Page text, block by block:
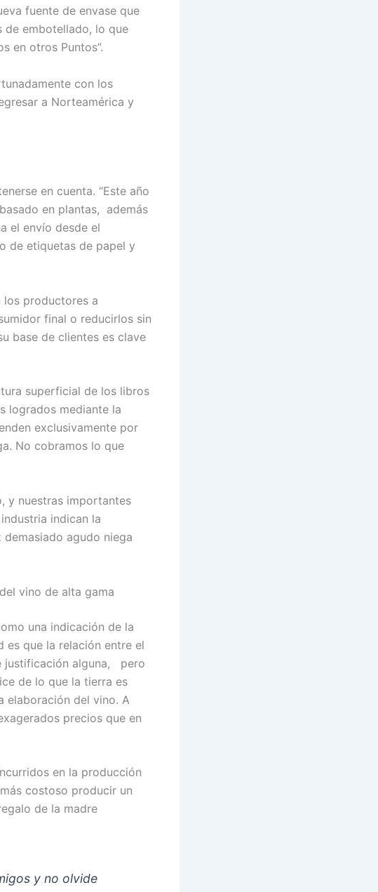
fuente de envase que
de embotellado, lo que
en otros Puntos”.
con los
a Norteamérica y
en cuenta. “Este año
en plantas, además
el envío desde el
de etiquetas de papel y
los productores a
final o reducirlos sin
base de clientes es clave
superficial de los libros
logrados mediante la
exclusivamente por
No cobramos lo que
y nuestras importantes
indican la
agudo niega
vino de alta gama
una indicación de la
es que la relación entre el
justificación alguna, pero
de lo que la tierra es
elaboración del vino. A
precios que en
en la producción
costoso producir un
de la madre
y no olvide